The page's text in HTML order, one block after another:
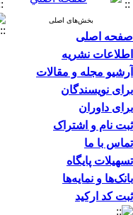
بخش‌های اصلی
صفحه اصلی
اطلاعات نشریه
آرشیو مجله و مقالات
برای نویسندگان
برای داوران
ثبت نام و اشتراک
تماس با ما
تسهیلات پایگاه
بانک‌ها و نمایه‌ها
ثبت کد ارکید